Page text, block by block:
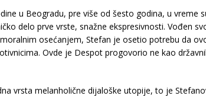
u Beogradu, pre više od šesto godina, u vreme
delo prve vrste, snažne ekspresivnosti. Vođen
moralnim osećanjem, Stefan je osetio potrebu da
Ovde je Despot progovorio ne kao
vrsta melanholične dijaloške utopije, to je